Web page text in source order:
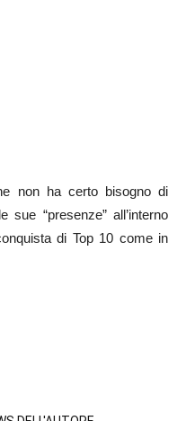
non ha certo bisogno di
sue “presenze” all’interno
di Top 10 come in